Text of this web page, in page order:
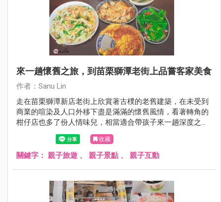
來一趟懷舊之旅，到苗栗獅潭老街上品嘗客家美食
作者：Sanu Lin
走在苗栗獅潭新店老街上欣賞著古樸的老舊建築，在未受到
商業的喧染及人口外移下盡是滿滿的懷舊風情，看著轉角的
柑仔店也多了份人情味兒，相當適合帶孩子來一趟深度之旅
收藏
關鍵字： 親子旅遊 、 親子景點 、 親子互動